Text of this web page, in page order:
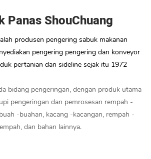
Panas ShouChuang
produsen pengering sabuk makanan
pengering pengering dan konveyor
pertanian dan sideline sejak itu 1972
bidang pengeringan, dengan produk utama
pengeringan dan pemrosesan rempah -
-buahan, kacang -kacangan, rempah -
dan bahan lainnya.